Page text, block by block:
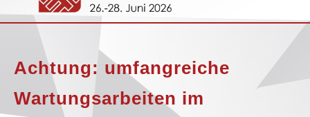
Achtung: umfangreiche
Wartungsarbeiten im